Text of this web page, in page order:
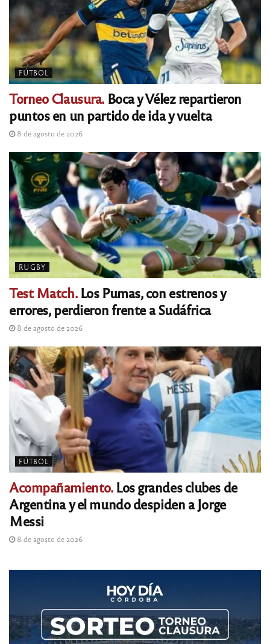
FÚTBOL
Torneo Clausura.Boca y Vélez repartieron
puntos en un partido de ida y vuelta
8 de agosto de 2026
RUGBY
Test Match.Los Pumas, con estrenos y
errores, perdieron frente a Sudáfrica
8 de agosto de 2026
FÚTBOL
Acompañamiento.Los grandes clubes de
Argentina y el mundo despiden a Jorge
Messi
8 de agosto de 2026